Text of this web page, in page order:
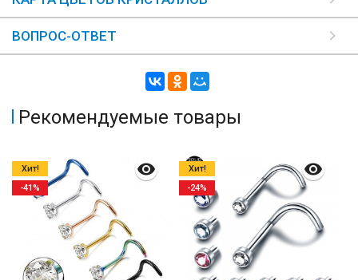
ВОПРОС-ОТВЕТ
Рекомендуемые товары
Хит!
-41%
Хит!
-24%